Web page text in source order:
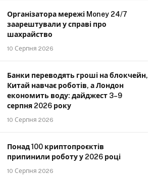
Організатора мережі Money 24/7
заарештували у справі про
шахрайство
10 Серпня 2026
Банки переводять гроші на блокчейн,
Китай навчає роботів, а Лондон
економить воду: дайджест 3–9
серпня 2026 року
10 Серпня 2026
Понад 100 криптопроєктів
припинили роботу у 2026 році
10 Серпня 2026